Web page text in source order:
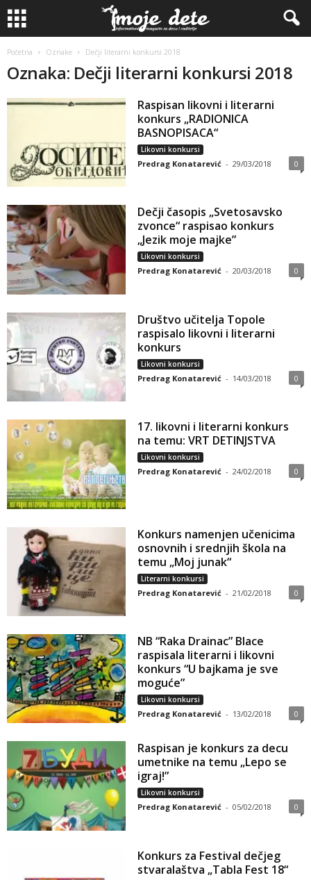
Početna Oznake Dečji literarni konkursi 2018
Oznaka: Dečji literarni konkursi 2018
Raspisan likovni i literarni
konkurs „RADIONICA
BASNOPISACA“
Likovni konkursi
Predrag Konatarević - 29/03/2018 0
Dečji časopis „Svetosavsko
zvonce“ raspisao konkurs
„Jezik moje majke”
Likovni konkursi
Predrag Konatarević - 20/03/2018 0
Društvo učitelja Topole
raspisalo likovni i literarni
konkurs
Likovni konkursi
Predrag Konatarević - 14/03/2018 0
17. likovni i literarni konkurs
na temu: VRT DETINJSTVA
Likovni konkursi
Predrag Konatarević - 24/02/2018 0
Konkurs namenjen učenicima
osnovnih i srednjih škola na
temu „Moj junak“
Literarni konkursi
Predrag Konatarević - 21/02/2018 0
NB “Raka Drainac” Blace
raspisala literarni i likovni
konkurs “U bajkama je sve
moguće”
Likovni konkursi
Predrag Konatarević - 13/02/2018 0
Raspisan je konkurs za decu
umetnike na temu „Lepo se
igraj!”
Likovni konkursi
Predrag Konatarević - 05/02/2018 0
Konkurs za Festival dečjeg
stvaralaštva „Tabla Fest 18“